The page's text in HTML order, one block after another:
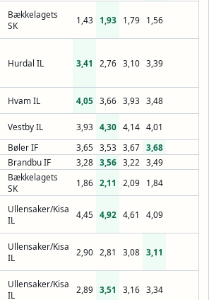
Bækkelagets
SK
1,43 1,93 1,79 1,56
Hurdal IL 3,41 2,76 3,10 3,39
Hvam IL 4,05 3,66 3,93 3,48
Vestby IL 3,93 4,30 4,14 4,01
Bøler IF 3,65 3,53 3,67 3,68
Brandbu IF 3,28 3,56 3,22
3,49
Bækkelagets
SK
1,86 2,11 2,09 1,84
Ullensaker/Kisa
IL
4,45 4,92 4,61 4,09
Ullensaker/Kisa
IL
2,90 2,81 3,08 3,11
Ullensaker/Kisa
IL
2,89 3,51 3,16 3,34